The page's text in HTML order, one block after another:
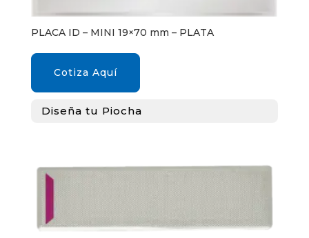
PLACA ID – MINI 19×70 mm – PLATA
Cotiza Aquí
Diseña tu Piocha